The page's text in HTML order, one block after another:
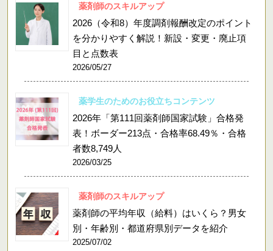
薬剤師のスキルアップ
2026（令和8）年度調剤報酬改定のポイント
を分かりやすく解説！新設・変更・廃止項
目と点数表
2026/05/27
薬学生のためのお役立ちコンテンツ
2026年「第111回薬剤師国家試験」合格発
表！ボーダー213点・合格率68.49％・合格
者数8,749人
2026/03/25
薬剤師のスキルアップ
薬剤師の平均年収（給料）はいくら？男女
別・年齢別・都道府県別データを紹介
2025/07/02